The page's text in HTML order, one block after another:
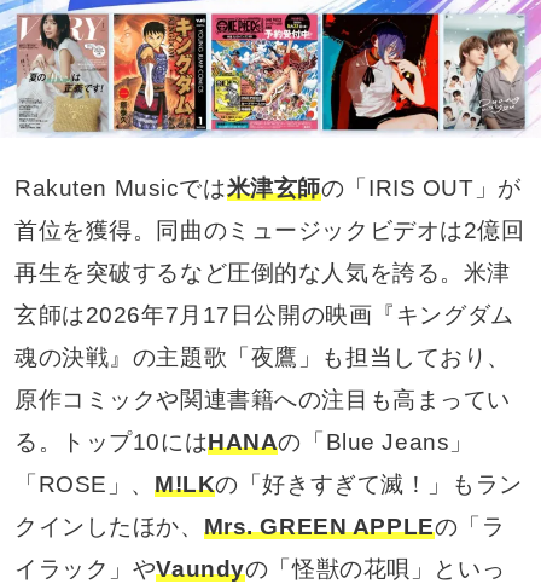
Rakuten Musicでは米津玄師の「IRIS OUT」が
首位を獲得。同曲のミュージックビデオは2億回
再生を突破するなど圧倒的な人気を誇る。米津
玄師は2026年7月17日公開の映画『キングダム
魂の決戦』の主題歌「夜鷹」も担当しており、
原作コミックや関連書籍への注目も高まってい
る。トップ10にはHANAの「Blue Jeans」
「ROSE」、 M!LKの「好きすぎて滅！」もラン
クインしたほか、 Mrs. GREEN APPLEの「ラ
イラック」やVaundyの「怪獣の花唄」といっ